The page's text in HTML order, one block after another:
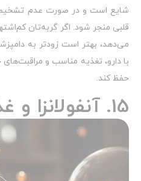
شایع است و در صورت عدم تشخیص
قلبی منجر شود. اگر گربه‌تان
می‌دهد، بهتر است زودتر به
با دارو، تغذیه مناسب و
حفظ کند.
15. آنفولانزا و غذا نخوردن گربه